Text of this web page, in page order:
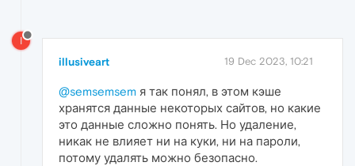
I
illusiveart 19 Dec 2023, 10:21
@semsemsem я так понял, в этом кэше
хранятся данные некоторых сайтов, но какие
это данные сложно понять. Но удаление,
никак не влияет ни на куки, ни на пароли,
потому удалять можно безопасно.